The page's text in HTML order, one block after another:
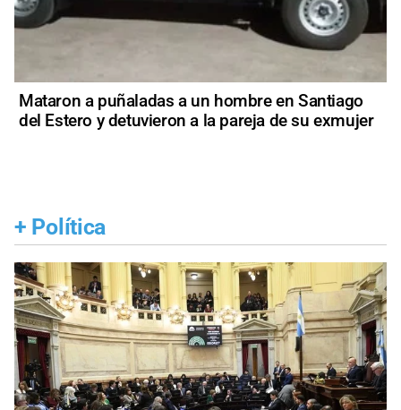
Mataron a puñaladas a un hombre en Santiago
del Estero y detuvieron a la pareja de su exmujer
+ Política